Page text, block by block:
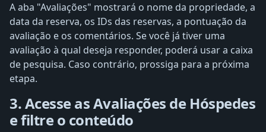
A aba "Avaliações" mostrará o nome da propriedade, a
data da reserva, os IDs das reservas, a pontuação da
avaliação e os comentários. Se você já tiver uma
avaliação à qual deseja responder, poderá usar a caixa
de pesquisa. Caso contrário, prossiga para a próxima
etapa.
3. Acesse as Avaliações de Hóspedes
e filtre o conteúdo